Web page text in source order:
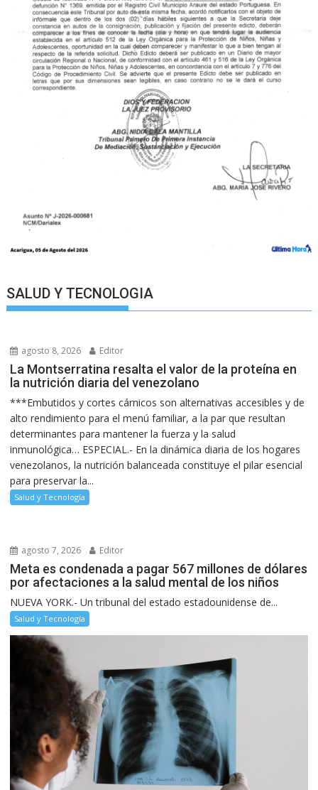
SALUD Y TECNOLOGIA
agosto 8, 2026 Editor
La Montserratina resalta el valor de la proteína en
la nutrición diaria del venezolano
***Embutidos y cortes cárnicos son alternativas accesibles y de
alto rendimiento para el menú familiar, a la par que resultan
determinantes para mantener la fuerza y la salud
inmunológica… ESPECIAL.- En la dinámica diaria de los hogares
venezolanos, la nutrición balanceada constituye el pilar esencial
para preservar la...
Salud y Tecnología
agosto 7, 2026 Editor
Meta es condenada a pagar 567 millones de dólares
por afectaciones a la salud mental de los niños
NUEVA YORK.- Un tribunal del estado estadounidense de...
Salud y Tecnología